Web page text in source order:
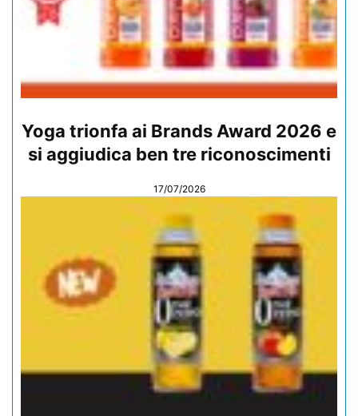
Yoga trionfa ai Brands Award 2026 e
si aggiudica ben tre riconoscimenti
17/07/2026